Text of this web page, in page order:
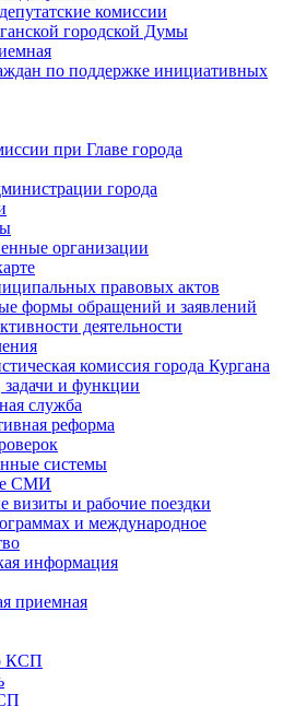
комиссии
городской Думы
по поддержке инициативных
при Главе города
города
организации
правовых актов
формы обращений и заявлений
деятельности
комиссия города Кургана
и функции
служба
реформа
системы
СМИ
визиты и рабочие поездки
и международное
информация
приемная
КСП